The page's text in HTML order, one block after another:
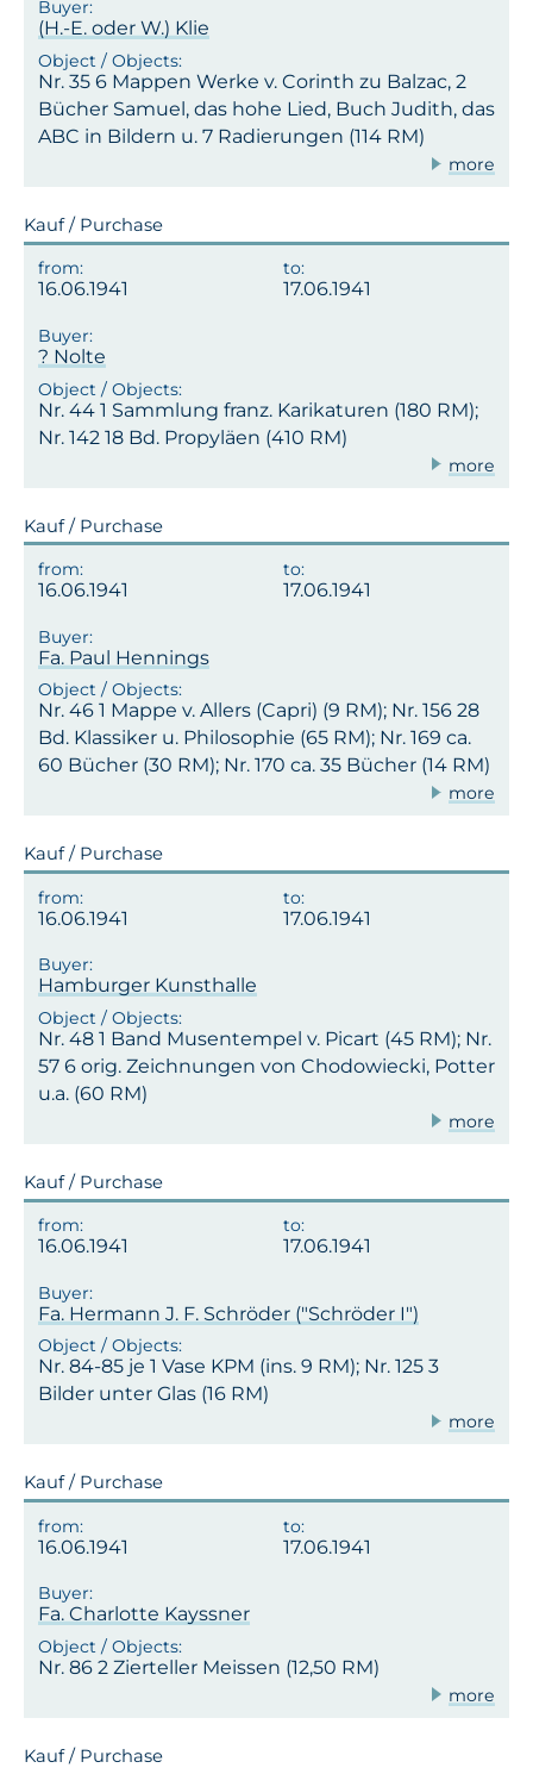
(H.-E. oder W.) Klie
Nr. 35 6 Mappen Werke v. Corinth zu Balzac, 2
Bücher Samuel, das hohe Lied, Buch Judith, das
ABC in Bildern u. 7 Radierungen (114 RM)
more
Kauf / Purchase
16.06.1941 17.06.1941
? Nolte
Nr. 44 1 Sammlung franz. Karikaturen (180 RM);
Nr. 142 18 Bd. Propyläen (410 RM)
more
Kauf / Purchase
16.06.1941 17.06.1941
Fa. Paul Hennings
Nr. 46 1 Mappe v. Allers (Capri) (9 RM); Nr. 156 28
Bd. Klassiker u. Philosophie (65 RM); Nr. 169 ca.
60 Bücher (30 RM); Nr. 170 ca. 35 Bücher (14 RM)
more
Kauf / Purchase
16.06.1941 17.06.1941
Hamburger Kunsthalle
Nr. 48 1 Band Musentempel v. Picart (45 RM); Nr.
57 6 orig. Zeichnungen von Chodowiecki, Potter
u.a. (60 RM)
more
Kauf / Purchase
16.06.1941 17.06.1941
Fa. Hermann J. F. Schröder ("Schröder I")
Nr. 84-85 je 1 Vase KPM (ins. 9 RM); Nr. 125 3
Bilder unter Glas (16 RM)
more
Kauf / Purchase
16.06.1941 17.06.1941
Fa. Charlotte Kayssner
Nr. 86 2 Zierteller Meissen (12,50 RM)
more
Kauf / Purchase